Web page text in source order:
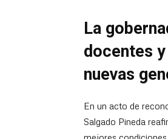
La
docentes
nuevas
En un acto de
Salgado Pineda